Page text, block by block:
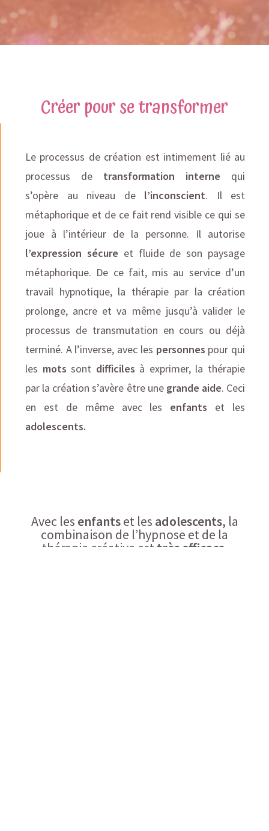
Créer pour se transformer
Le processus de création est intimement lié au
processus de transformation interne qui
s’opère au niveau del’inconscient. Il est
métaphorique et de ce fait rend visible ce qui se
joue à l’intérieur de la personne. Il autorise
l’expression sécure et fluide de son paysage
métaphorique. De ce fait, mis au service d’un
travail hypnotique, la thérapie par la création
prolonge, ancre et va même jusqu’à valider le
processus de transmutation en cours ou déjà
terminé. A l’inverse, avec les personnes pour qui
les mots sont difficiles à exprimer, la thérapie
par la création s’avère être une grande aide. Ceci
en est de même avec les enfants et les
adolescents.
Avec les enfantset les adolescents, la
combinaison de l’hypnose et de la
thérapie créative est très efficace